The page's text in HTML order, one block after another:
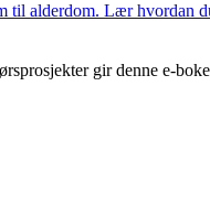
alderdom. Lær hvordan
gir denne e-